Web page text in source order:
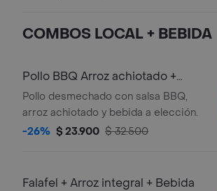
acompañes con un sándwich/wrap.
COMBOS LOCAL + BEBIDA
Pollo BBQ Arroz achiotado +
Bebida
Pollo desmechado con salsa BBQ,
arroz achiotado y bebida a elección.
-26% $ 23.900 $ 32.500
Falafel + Arroz integral + Bebida